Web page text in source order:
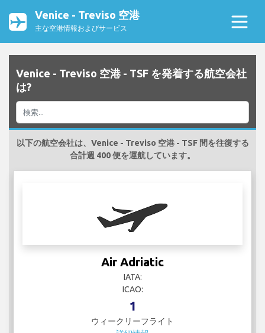
Venice - Treviso 空港
主な空港情報およびサービス
Venice - Treviso 空港 - TSF を発着する航空会社
は?
以下の航空会社は、Venice - Treviso 空港 - TSF 間を往復する
合計週 400 便を運航しています。
Air Adriatic
IATA:
ICAO:
1
ウィークリーフライト